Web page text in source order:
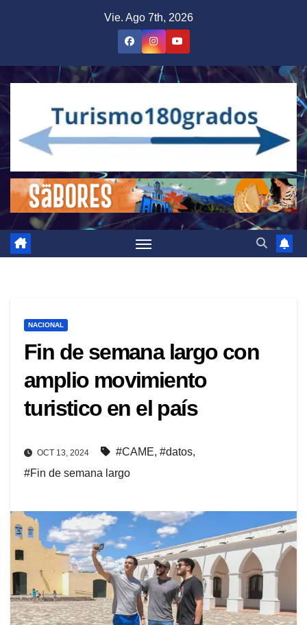
Vie. Ago 7th, 2026
NACIONAL
Fin de semana largo con
amplio movimiento
turistico en el país
OCT 13, 2024 #CAME, #datos,
#Fin de semana largo